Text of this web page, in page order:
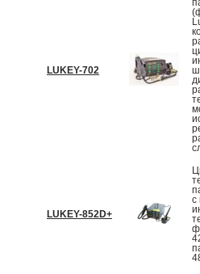
LUKEY-702
LUKEY-852D+
с